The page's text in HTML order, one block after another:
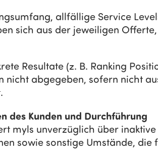
allfällige Service
sich aus der jeweiligen
Resultate (z. B. Ranking
nicht abgegeben, sofern nicht
des Kunden und Durchführung
myls unverzüglich über
sowie sonstige Umstände,